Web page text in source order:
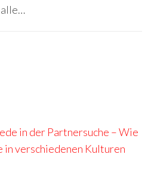
in der Partnersuche – Wie
in verschiedenen Kulturen